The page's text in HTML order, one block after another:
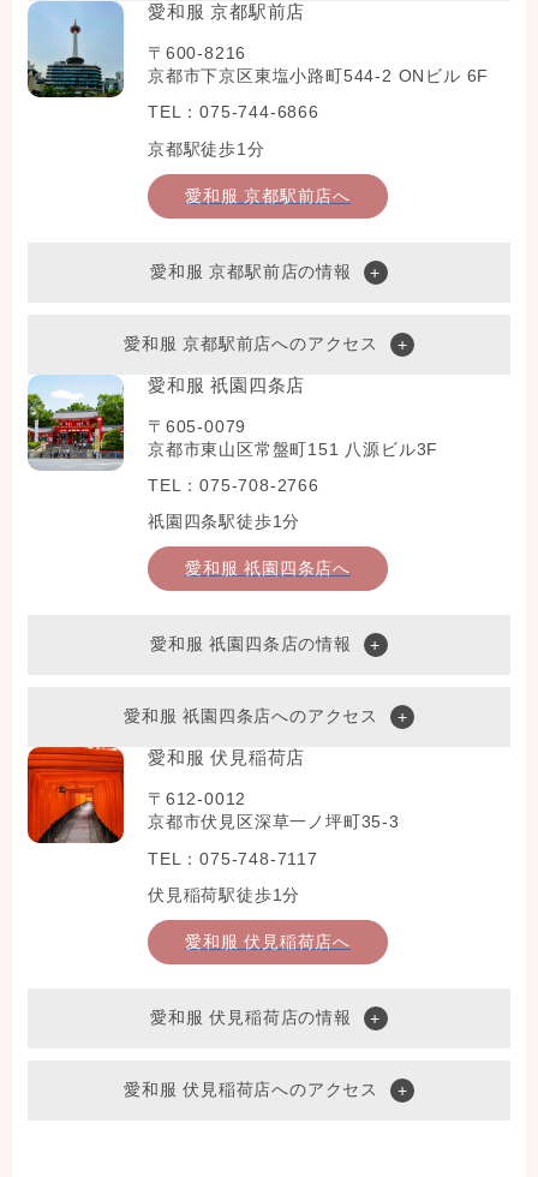
愛和服 京都駅前店
〒600-8216
京都市下京区東塩小路町544-2 ONビル 6F
TEL：075-744-6866
京都駅徒歩1分
愛和服 京都駅前店へ
愛和服 京都駅前店の情報
愛和服 京都駅前店へのアクセス
愛和服 祇園四条店
〒605-0079
京都市東山区常盤町151 八源ビル3F
TEL：075-708-2766
祇園四条駅徒歩1分
愛和服 祇園四条店へ
愛和服 祇園四条店の情報
愛和服 祇園四条店へのアクセス
愛和服 伏見稲荷店
〒612-0012
京都市伏見区深草一ノ坪町35-3
TEL：075-748-7117
伏見稲荷駅徒歩1分
愛和服 伏見稲荷店へ
愛和服 伏見稲荷店の情報
愛和服 伏見稲荷店へのアクセス